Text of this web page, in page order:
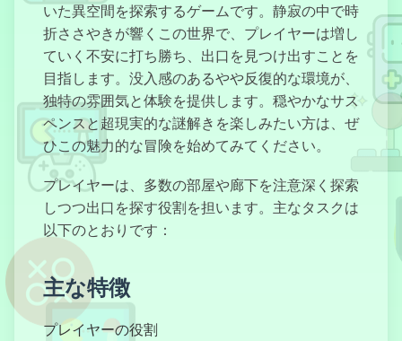
深夜の洗濯
GTAシミュレ
ーター
エレベーターハ
いた異空間を探索するゲームです。静寂の中で時
折ささやきが響くこの世界で、プレイヤーは増し
ていく不安に打ち勝ち、出口を見つけ出すことを
目指します。没入感のあるやや反復的な環境が、
独特の雰囲気と体験を提供します。穏やかなサス
ペンスと超現実的な謎解きを楽しみたい方は、ぜ
ひこの魅力的な冒険を始めてみてください。
プレイヤーは、多数の部屋や廊下を注意深く探索
しつつ出口を探す役割を担います。主なタスクは
以下のとおりです：
主な特徴
プレイヤーの役割